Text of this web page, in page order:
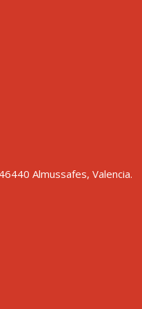
Almussafes, Valencia.